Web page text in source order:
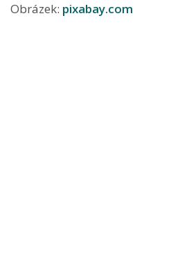
Obrázek: pixabay.com